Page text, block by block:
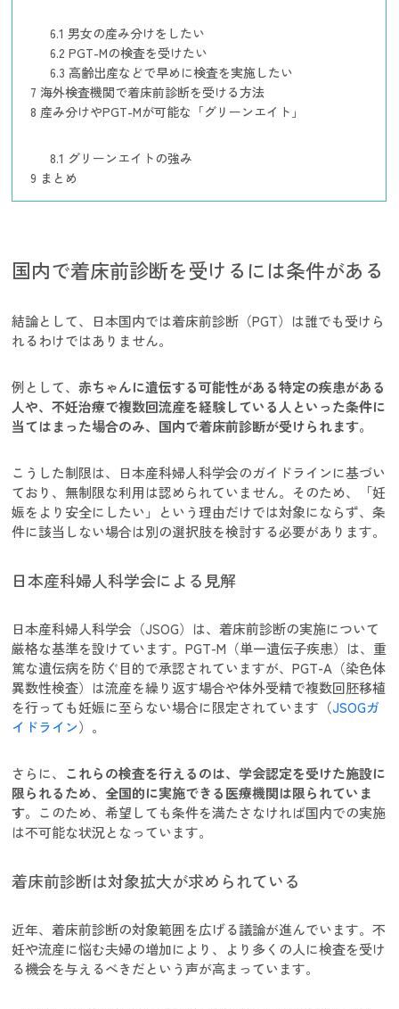
6.1 男女の産み分けをしたい
6.2 PGT-Mの検査を受けたい
6.3 高齢出産などで早めに検査を実施したい
7 海外検査機関で着床前診断を受ける方法
8 産み分けやPGT-Mが可能な「グリーンエイト」
8.1 グリーンエイトの強み
9 まとめ
国内で着床前診断を受けるには条件がある
結論として、日本国内では着床前診断（PGT）は誰でも受けら
れるわけではありません。
例として、赤ちゃんに遺伝する可能性がある特定の疾患がある
人や、不妊治療で複数回流産を経験している人といった条件に
当てはまった場合のみ、国内で着床前診断が受けられます。
こうした制限は、日本産科婦人科学会のガイドラインに基づい
ており、無制限な利用は認められていません。そのため、「妊
娠をより安全にしたい」という理由だけでは対象にならず、条
件に該当しない場合は別の選択肢を検討する必要があります。
日本産科婦人科学会による見解
日本産科婦人科学会（JSOG）は、着床前診断の実施について
厳格な基準を設けています。PGT-M（単一遺伝子疾患）は、重
篤な遺伝病を防ぐ目的で承認されていますが、PGT-A（染色体
異数性検査）は流産を繰り返す場合や体外受精で複数回胚移植
を行っても妊娠に至らない場合に限定されています（JSOGガ
イドライン）。
さらに、 これらの検査を行えるのは、学会認定を受けた施設に
限られるため、全国的に実施できる医療機関は限られていま
す。 このため、希望しても条件を満たさなければ国内での実施
は不可能な状況となっています。
着床前診断は対象拡大が求められている
近年、着床前診断の対象範囲を広げる議論が進んでいます。不
妊や流産に悩む夫婦の増加により、より多くの人に検査を受け
る機会を与えるべきだという声が高まっています。